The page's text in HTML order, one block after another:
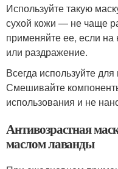
Используйте такую
сухой кожи — не чаще
применяйте ее, если
или раздражение.
Всегда используйте
Смешивайте
использования и не
Антивозрастная
маслом лаванды